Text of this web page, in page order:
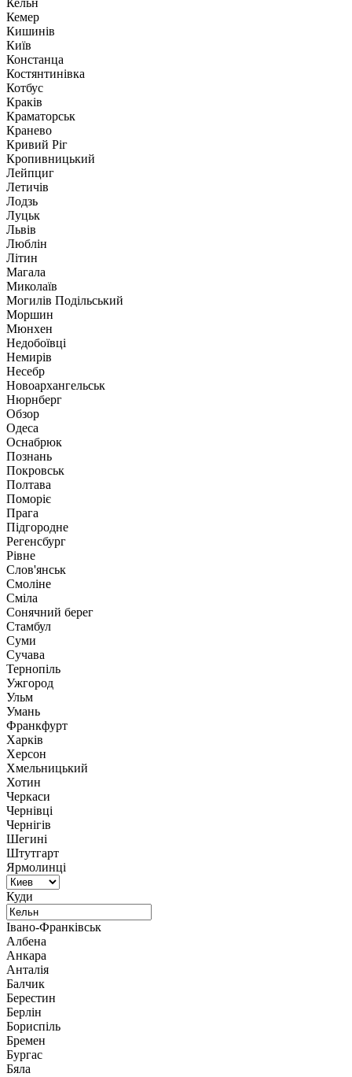
Кельн
Кемер
Кишинів
Київ
Констанца
Костянтинівка
Котбус
Краків
Краматорськ
Кранево
Кривий Ріг
Кропивницький
Лейпциг
Летичів
Лодзь
Луцьк
Львів
Люблін
Літин
Магала
Миколаїв
Могилів Подільський
Моршин
Мюнхен
Недобоївці
Немирів
Несебр
Новоархангельськ
Нюрнберг
Обзор
Одеса
Оснабрюк
Познань
Покровськ
Полтава
Поморіє
Прага
Підгородне
Регенсбург
Рівне
Слов'янськ
Смоліне
Сміла
Сонячний берег
Стамбул
Суми
Сучава
Тернопіль
Ужгород
Ульм
Умань
Франкфурт
Харків
Херсон
Хмельницький
Хотин
Черкаси
Чернівці
Чернігів
Шегині
Штутгарт
Ярмолинці
Куди
Івано-Франківськ
Албена
Анкара
Анталія
Балчик
Берестин
Берлін
Бориспіль
Бремен
Бургас
Бяла